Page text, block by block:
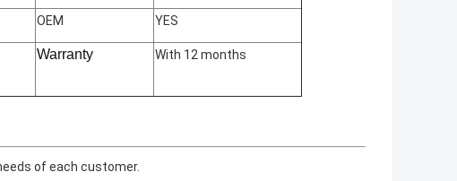
OEM YES
Warranty With 12 months
of each customer.